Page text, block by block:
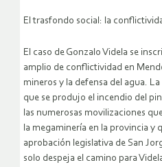
El trasfondo social: la
El caso de Gonzalo Videla se
amplio de conflictividad en
mineros y la defensa del agua.
que se produjo el incendio del
las numerosas movilizaciones
la megaminería en la provincia y
aprobación legislativa de San
solo despeja el camino para